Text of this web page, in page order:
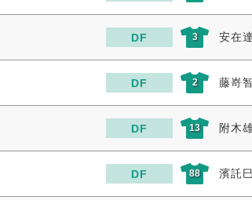
DF 3 安在
DF 2 藤嵜
DF 13 附木
DF 88 濱託巳